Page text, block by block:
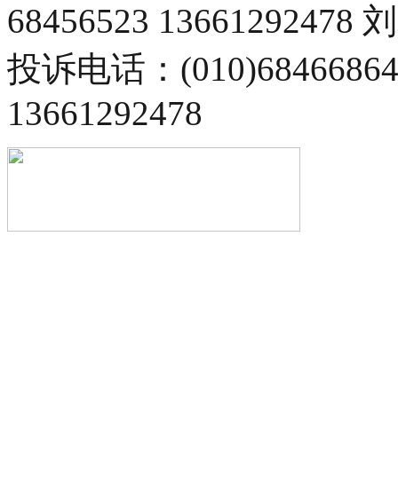
68456523 13661292478
投诉电话：
13661292478